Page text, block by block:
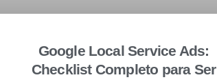
Google Local Service Ads:
Checklist Completo para Ser